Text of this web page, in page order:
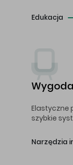
Edukacja
Wygoda
Elastyczne
szybkie
Narzędzia